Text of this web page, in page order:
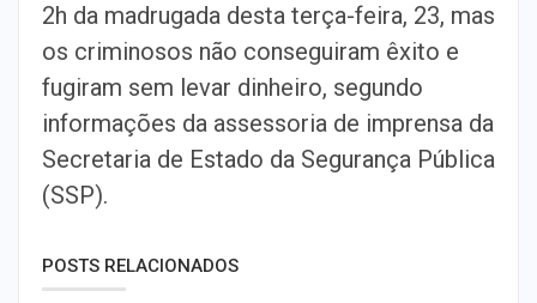
2h da madrugada desta terça-feira, 23, mas
os criminosos não conseguiram êxito e
fugiram sem levar dinheiro, segundo
informações da assessoria de imprensa da
Secretaria de Estado da Segurança Pública
(SSP).
POSTS RELACIONADOS